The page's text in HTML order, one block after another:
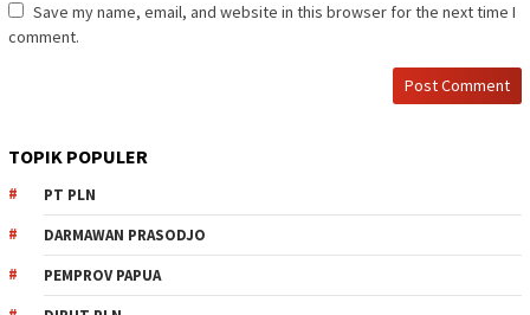
Save my name, email, and website in this browser for the next time I
comment.
TOPIK POPULER
PT PLN
DARMAWAN PRASODJO
PEMPROV PAPUA